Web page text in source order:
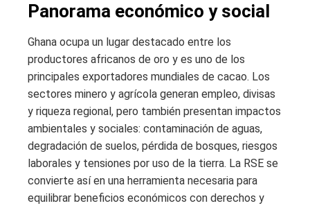
Panorama económico y social
Ghana ocupa un lugar destacado entre los
productores africanos de oro y es uno de los
principales exportadores mundiales de cacao. Los
sectores minero y agrícola generan empleo, divisas
y riqueza regional, pero también presentan impactos
ambientales y sociales: contaminación de aguas,
degradación de suelos, pérdida de bosques, riesgos
laborales y tensiones por uso de la tierra. La RSE se
convierte así en una herramienta necesaria para
equilibrar beneficios económicos con derechos y